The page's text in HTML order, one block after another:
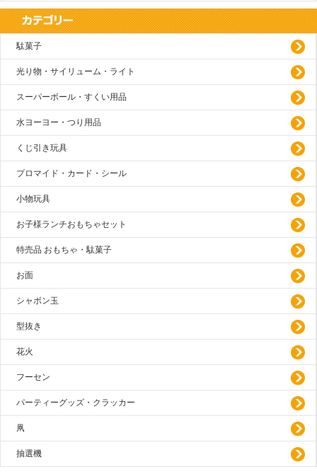
駄菓子
光り物・サイリューム・ライト
スーパーボール・すくい用品
水ヨーヨー・つり用品
くじ引き玩具
プロマイド・カード・シール
小物玩具
お子様ランチおもちゃセット
特売品 おもちゃ・駄菓子
お面
シャボン玉
型抜き
花火
フーセン
パーティーグッズ・クラッカー
凧
抽選機